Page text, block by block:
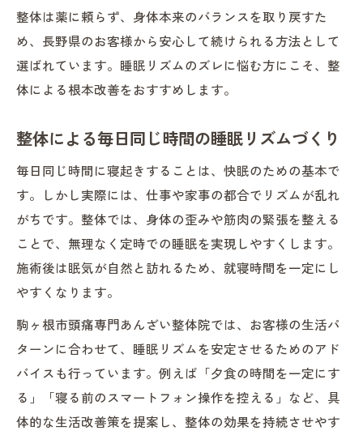
整体は薬に頼らず、身体本来のバランスを取り戻すた
め、長野県のお客様から安心して続けられる方法として
選ばれています。睡眠リズムのズレに悩む方にこそ、整
体による根本改善をおすすめします。
整体による毎日同じ時間の睡眠リズムづくり
毎日同じ時間に寝起きすることは、快眠のための基本で
す。しかし実際には、仕事や家事の都合でリズムが乱れ
がちです。整体では、身体の歪みや筋肉の緊張を整える
ことで、無理なく定時での睡眠を実現しやすくします。
施術後は眠気が自然と訪れるため、就寝時間を一定にし
やすくなります。
駒ヶ根市頭痛専門あんざい整体院では、お客様の生活パ
ターンに合わせて、睡眠リズムを安定させるためのアド
バイスも行っています。例えば「夕食の時間を一定にす
る」「寝る前のスマートフォン操作を控える」など、具
体的な生活改善策を提案し、整体の効果を持続させやす